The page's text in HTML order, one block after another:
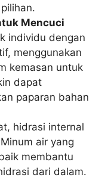
Mencuci
individu dengan
menggunakan
kemasan untuk
dapat
paparan bahan
hidrasi internal
air yang
membantu
dari dalam.